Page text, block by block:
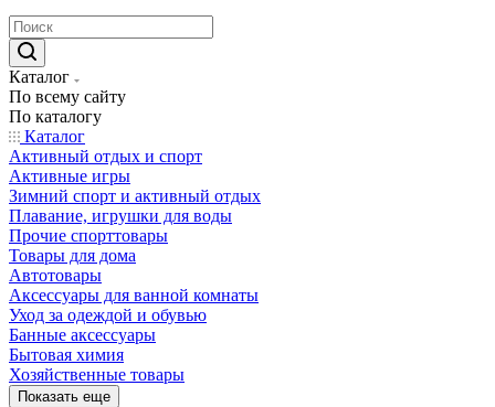
Каталог
По всему сайту
По каталогу
Каталог
Активный отдых и спорт
Активные игры
Зимний спорт и активный отдых
Плавание, игрушки для воды
Прочие спорттовары
Товары для дома
Автотовары
Аксессуары для ванной комнаты
Уход за одеждой и обувью
Банные аксессуары
Бытовая химия
Хозяйственные товары
Показать еще